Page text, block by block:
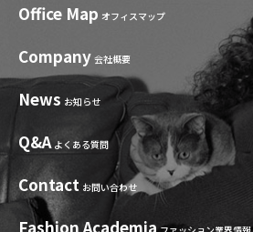
Office Map オフィスマップ
Company 会社概要
News お知らせ
Q&A よくある質問
Contact お問い合わせ
Fashion Academia